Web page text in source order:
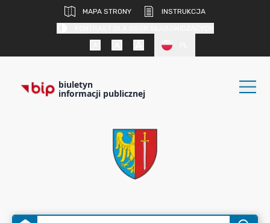
MAPA STRONY
INSTRUKCJA
biuletyn
informacji publicznej